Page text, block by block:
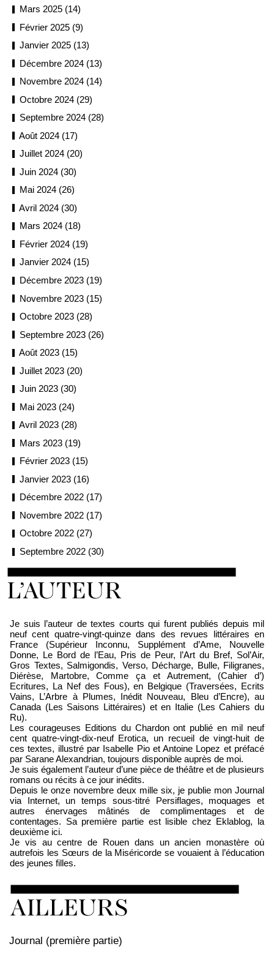
Mars 2025 (14)
Février 2025 (9)
Janvier 2025 (13)
Décembre 2024 (13)
Novembre 2024 (14)
Octobre 2024 (29)
Septembre 2024 (28)
Août 2024 (17)
Juillet 2024 (20)
Juin 2024 (30)
Mai 2024 (26)
Avril 2024 (30)
Mars 2024 (18)
Février 2024 (19)
Janvier 2024 (15)
Décembre 2023 (19)
Novembre 2023 (15)
Octobre 2023 (28)
Septembre 2023 (26)
Août 2023 (15)
Juillet 2023 (20)
Juin 2023 (30)
Mai 2023 (24)
Avril 2023 (28)
Mars 2023 (19)
Février 2023 (15)
Janvier 2023 (16)
Décembre 2022 (17)
Novembre 2022 (17)
Octobre 2022 (27)
Septembre 2022 (30)
Je suis l’auteur de textes courts qui furent publiés depuis mil
neuf cent quatre-vingt-quinze dans des revues littéraires en
France (Supérieur Inconnu, Supplément d’Ame, Nouvelle
Donne, Le Bord de l’Eau, Pris de Peur, l’Art du Bref, Sol’Air,
Gros Textes, Salmigondis, Verso, Décharge, Bulle, Filigranes,
Diérèse, Martobre, Comme ça et Autrement, (Cahier d’)
Ecritures, La Nef des Fous), en Belgique (Traversées, Ecrits
Vains, L’Arbre à Plumes, Inédit Nouveau, Bleu d’Encre), au
Canada (Les Saisons Littéraires) et en Italie (Les Cahiers du
Ru).
Les courageuses Editions du Chardon ont publié en mil neuf
cent quatre-vingt-dix-neuf Erotica, un recueil de vingt-huit de
ces textes, illustré par Isabelle Pio et Antoine Lopez et préfacé
par Sarane Alexandrian, toujours disponible auprès de moi.
Je suis également l’auteur d’une pièce de théâtre et de plusieurs
romans ou récits à ce jour inédits.
Depuis le onze novembre deux mille six, je publie mon Journal
via Internet, un temps sous-titré Persiflages, moquages et
autres énervages mâtinés de complimentages et de
contentages. Sa première partie est lisible chez Eklablog, la
deuxième ici.
Je vis au centre de Rouen dans un ancien monastère où
autrefois les Sœurs de la Miséricorde se vouaient à l’éducation
des jeunes filles.
Journal (première partie)